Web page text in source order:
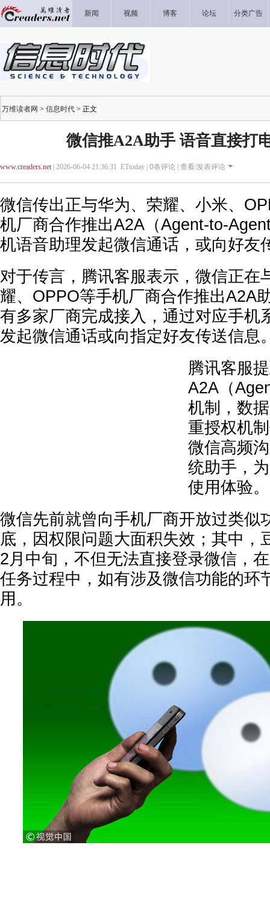
新闻 视频 博客 论坛 分类广告
万维读者网 > 信息时代 > 正文
微信推A2A助手 语音直接打
www.creaders.net| 2026-06-04 21:36:31 ETtoday | 0条评论 | 查看/发表评论
微信传出正与华为、荣耀、小米、
机厂商合作推出A2A（Agent-to-
机语音助理发起微信通话，或向好友
对于传言，腾讯客服表示，微信正在
耀、OPPO等手机厂商合作推出A2A
有多家厂商完成接入，通过对应手机
发起微信通话或向指定好友传送信息
腾讯客服
A2A（
机制，数
重授权机
微信高频
统助手，
使用体验。
微信先前就曾向手机厂商开放过类似
底，因权限问题大面积失效；其中，
2月中旬，不但无法直接登录微信，
任务过程中，如有涉及微信功能的环
用。